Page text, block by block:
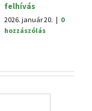
felhívás
2026. január 20. | 0
hozzászólás